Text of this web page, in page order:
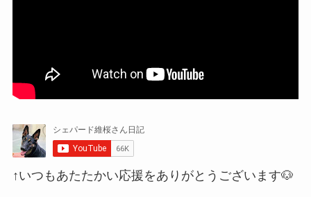
↑いつもあたたかい応援をありがとうございます🐶